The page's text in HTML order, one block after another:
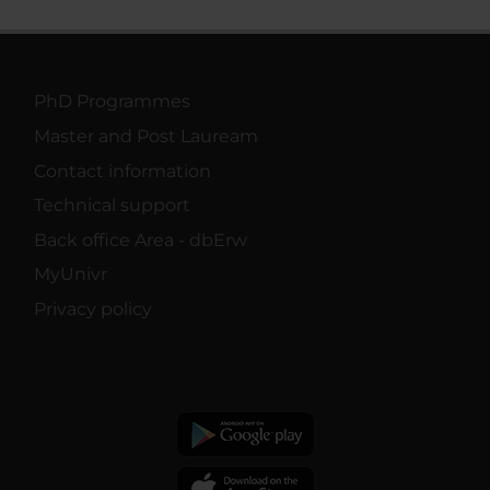
PhD Programmes
Master and Post Lauream
Contact information
Technical support
Back office Area - dbErw
MyUnivr
Privacy policy